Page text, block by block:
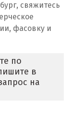
свяжитесь
фасовку и
по
в
на